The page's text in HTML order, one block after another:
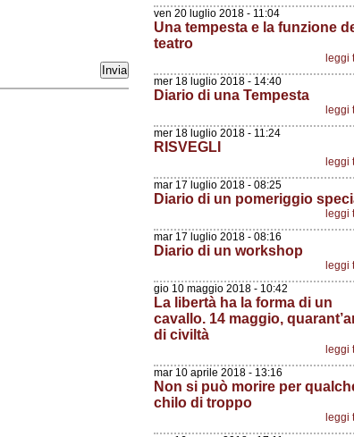
ven 20 luglio 2018 - 11:04
Una tempesta e la funzione
teatro
leggi
mer 18 luglio 2018 - 14:40
Diario di una Tempesta
leggi
mer 18 luglio 2018 - 11:24
RISVEGLI
leggi
mar 17 luglio 2018 - 08:25
Diario di un pomeriggio
leggi
mar 17 luglio 2018 - 08:16
Diario di un workshop
leggi
gio 10 maggio 2018 - 10:42
La libertà ha la forma di un
cavallo. 14 maggio,
di civiltà
leggi
mar 10 aprile 2018 - 13:16
Non si può morire per
chilo di troppo
leggi